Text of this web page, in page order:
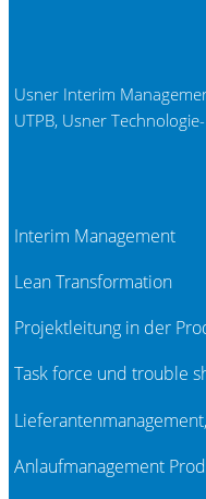
Usner Interim
UTPB, Usner
Interim Management
Lean Transformation
Projektleitung in der
Task force und trouble
Anlaufmanagement